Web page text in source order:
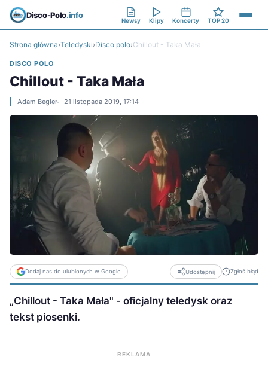
Disco-Polo.info
Newsy Klipy Koncerty TOP 20
Strona główna›Teledyski›Disco polo›Chillout - Taka Mała
DISCO POLO
Chillout - Taka Mała
Adam Begier 21 listopada 2019, 17:14
Dodaj nas do ulubionych w Google Udostępnij Zgłoś błąd
„Chillout - Taka Mała" - oficjalny teledysk oraz
tekst piosenki.
REKLAMA